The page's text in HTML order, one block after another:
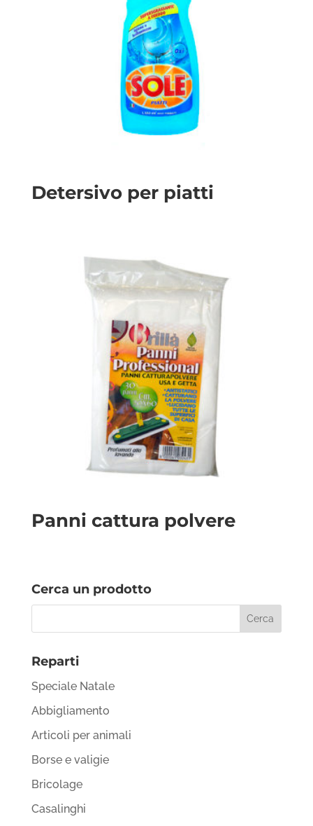
Detersivo per piatti
Panni cattura polvere
Cerca un prodotto
Reparti
Speciale Natale
Abbigliamento
Articoli per animali
Borse e valigie
Bricolage
Casalinghi